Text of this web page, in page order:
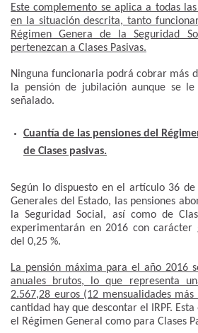
Este complemento se aplica a todas
en la situación descrita, tanto
Régimen Genera de la Seguridad
pertenezcan a Clases Pasivas.
Ninguna funcionaria podrá cobrar más
la pensión de jubilación aunque se
señalado.
Cuantía de las pensiones del
de Clases pasivas.
Según lo dispuesto en el artículo 36 de
Generales del Estado, las pensiones
la Seguridad Social, así como de
experimentarán en 2016 con carácter
del 0,25 %.
La pensión máxima para el año 2016
anuales brutos, lo que representa
2.567,28 euros (12 mensualidades
cantidad hay que descontar el IRPF.
el Régimen General como para Clases